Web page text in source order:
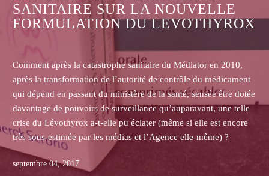
2010,
être dotée
une telle
encore
?
En France, le nucléaire représente une importante
d’énergie.
La France est le second producteur mondial
derrière les Etats-Unis.
Les risques d’accidents nucléaires ne sont pas
lorsque l’on sait l’état de certaines centrales dont
déjà ancienne. L’on a recensé, à cet égard, 24
obsolètes qui continuent cependant de fonctionner
périls des populations environnantes.